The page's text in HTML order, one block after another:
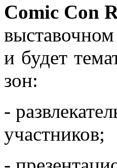
Comic Con
и будет
зон:
-
участников;